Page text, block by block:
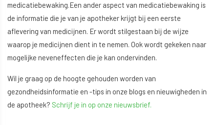
medicatiebewaking.Een ander aspect van medicatiebewaking is
de informatie die je van je apotheker krijgt bij een eerste
aflevering van medicijnen. Er wordt stilgestaan bij de wijze
waarop je medicijnen dient in te nemen. Ook wordt gekeken naar
mogelijke neveneffecten die je kan ondervinden.
Wil je graag op de hoogte gehouden worden van
gezondheidsinformatie en -tips in onze blogs en nieuwigheden in
de apotheek? Schrijf je in op onze nieuwsbrief.